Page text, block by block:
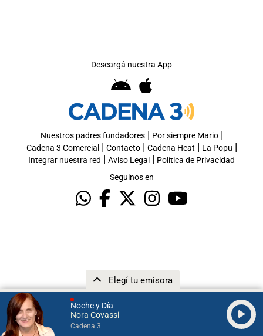
Noche y Día
Nora Covassi
Cadena 3
Elegí tu emisora
Descargá nuestra App
Nuestros padres fundadores| Por siempre Mario|
Cadena 3 Comercial | Contacto| Cadena Heat | La Popu |
Integrar nuestra red | Aviso Legal | Política de Privacidad
Seguinos en